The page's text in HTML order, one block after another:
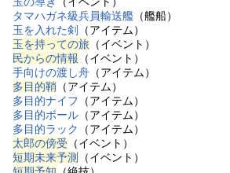
タマハガネ級兵員輸送艦 （艦船）
玉を入れた剣 （アイテム）
玉を持っての旅 （イベント）
民からの情報 （イベント）
手向けの渡し舟 （アイテム）
多目的鞘 （アイテム）
多目的ナイフ （アイテム）
多目的ボール （アイテム）
多目的ラック
（アイテム）
太郎の傍受 （イベント）
短期未来予測 （イベント）